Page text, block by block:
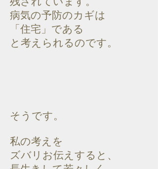
病気の予防のカギは
「住宅」である
と考えられるのです。
そうです。
私の考えを
ズバリお伝えすると、